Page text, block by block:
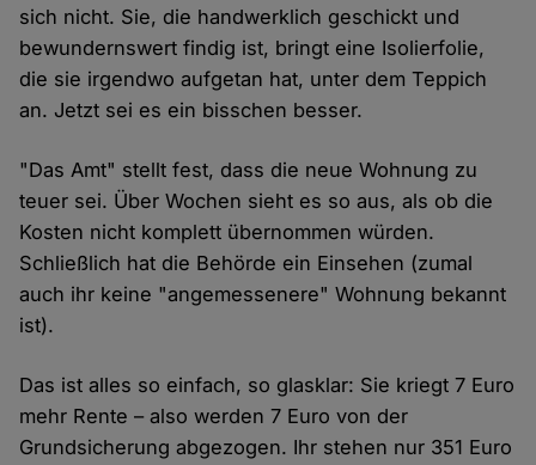
sich nicht. Sie, die handwerklich geschickt und
bewundernswert findig ist, bringt eine Isolierfolie,
die sie irgendwo aufgetan hat, unter dem Teppich
an. Jetzt sei es ein bisschen besser.
"Das Amt" stellt fest, dass die neue Wohnung zu
teuer sei. Über Wochen sieht es so aus, als ob die
Kosten nicht komplett übernommen würden.
Schließlich hat die Behörde ein Einsehen (zumal
auch ihr keine "angemessenere" Wohnung bekannt
ist).
Das ist alles so einfach, so glasklar: Sie kriegt 7 Euro
mehr Rente – also werden 7 Euro von der
Grundsicherung abgezogen. Ihr stehen nur 351 Euro